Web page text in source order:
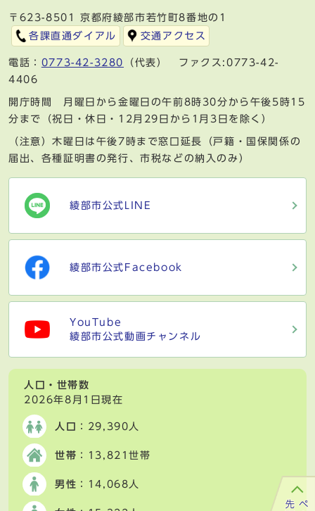
〒623-8501 京都府綾部市若竹町8番地の1
各課直通ダイアル
交通アクセス
電話： 0773-42-3280
（代表） ファクス:0773-42-
4406
開庁時間 月曜日から金曜日の午前8時30分から午後5時15
分まで（祝日・休日・12月29日から1月3日を除く）
（注意）木曜日は午後7時まで窓口延長（戸籍・国保関係の
届出、各種証明書の発行、市税などの納入のみ）
綾部市公式LINE
綾部市公式Facebook
YouTube
綾部市公式動画チャンネル
人口・世帯数
2026年8月1日現在
人口 ：29,390人
世帯 ：13,821世帯
男性 ：14,068人